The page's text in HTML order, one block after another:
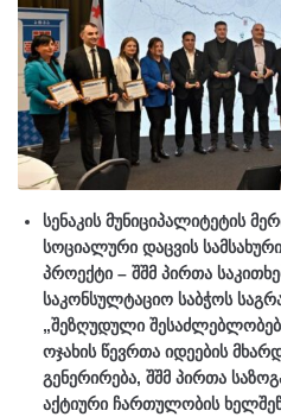
სენაკის მუნიციპალიტეტის
სოციალური დაცვის
პროექტი – შშმ პირთა
საკონსულტაციო საბჭოს
„შეზღუდული
ოჯახის წევრთა იდეების
გენერირება, შშმ პირთა
აქტიური ჩართულობის